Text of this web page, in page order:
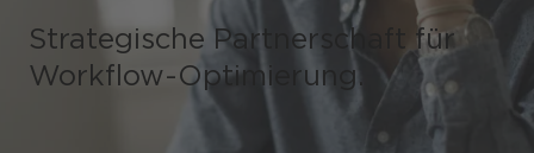
Shops / Marketplace / Portale
Strategische Partnerschaft für
Workflow-Optimierung.